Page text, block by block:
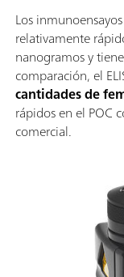
Los
relativamente
nanogramos y
comparación, el
cantidades de
rápidos en el POC
comercial.